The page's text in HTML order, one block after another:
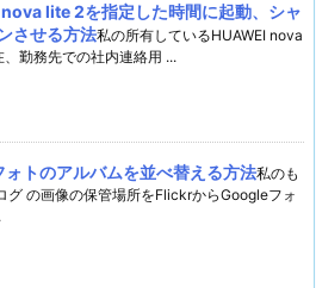
lite 2を指定した時間に起動、シャ
させる方法私の所有しているHUAWEI nova
勤務先での社内連絡用 ...
トのアルバムを並べ替える方法私のも
グ の画像の保管場所をFlickrからGoogleフォ